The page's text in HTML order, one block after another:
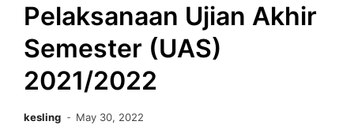
Pelaksanaan Ujian Akhir
Semester (UAS)
2021/2022
kesling May 30, 2022